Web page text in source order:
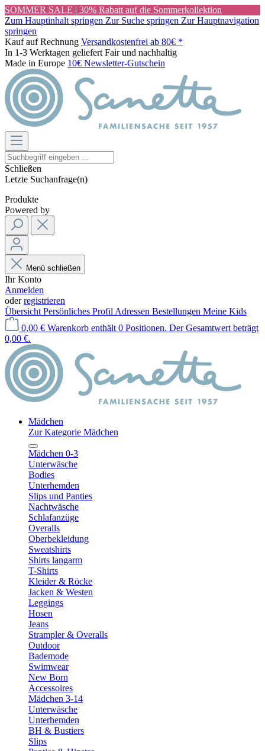
SOMMER SALE | 30% Rabatt auf die Sommerkollektion
Zum Hauptinhalt springen Zur Suche springen Zur Hauptnavigation
springen
Kauf auf Rechnung Versandkostenfrei ab 80€ *
In 1-3 Werktagen geliefert Fair und nachhaltig
Made in Europe 10€ Newsletter-Gutschein
Schließen
Letzte Suchanfrage(n)
Produkte
Powered by
Menü schließen
Ihr Konto
Anmelden
oderregistrieren
Übersicht Persönliches Profil Adressen Bestellungen Meine Kids
0,00 € Warenkorb enthält 0 Positionen. Der Gesamtwert beträgt
0,00 €.
Mädchen
Zur Kategorie Mädchen
Mädchen 0-3
Unterwäsche
Bodies
Unterhemden
Slips und Panties
Nachtwäsche
Schlafanzüge
Overalls
Oberbekleidung
Sweatshirts
Shirts langarm
T-Shirts
Kleider & Röcke
Jacken & Westen
Leggings
Hosen
Jeans
Strampler & Overalls
Outdoor
Bademode
Swimwear
New Born
Accessoires
Mädchen 3-14
Unterwäsche
Unterhemden
BH & Bustiers
Slips